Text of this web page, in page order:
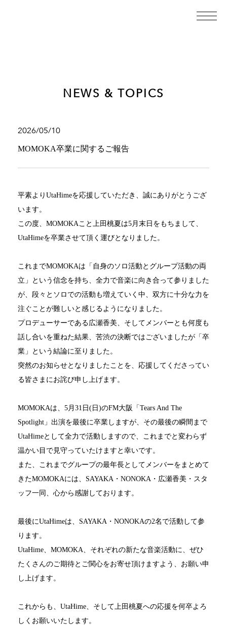
NEWS & TOPICS
2026/05/10
MOMOKA卒業に関するご報告
平素より UtaHimeを応援していただき、誠にありがとうござ
います。
この度、 MOMOKAこと上田桃夏は5月末日をもちまして、
UtaHimeを卒業させて頂く運びとなりました。
これまでMOMOKAは「自身のソロ活動とグループ活動の両
立」という信念を持ち、全力で音楽に向き合って参りました
が、段々とソロでの活動も増えていく中、双方に十分な力を
注ぐことが難しいと感じるようになりました。
プロデューサーである広瀬香美、そしてメンバーとも何度も
話し合いを重ねた結果、苦渋の決断ではございましたが「卒
業」という結論に至りました。
突然のお知らせとなりましたことを、応援してくださってい
る皆さまにお詫び申し上げます。
MOMOKAは、 5月 31 日 ( 日 )のFM大阪「 Tears And The
Spotlight 」出演を最後に卒業しますが、その最後の瞬間まで
UtaHimeとして全力で活動しますので、これまでと変わらず
温かい目で見守っていたけますと幸いです。
また、これまでグループの最年長としてメンバーをまとめて
きたMOMOKAには、 SAYAKA ・ NONOKA ・広瀬香美・スタ
ッフ一同、心から感謝しております。
最後にUtaHimeは、 SAYAKA ・ NONOKAの2名で活動して参
ります。
UtaHime、 MOMOKA、それぞれの新たな音楽活動に、ぜひ
たくさんのご期待とご関心をお寄せ頂けますよう、お願い申
し上げます。
これからも、 UtaHime、そして上田桃夏への応援を何卒よろ
しくお願いいたします。